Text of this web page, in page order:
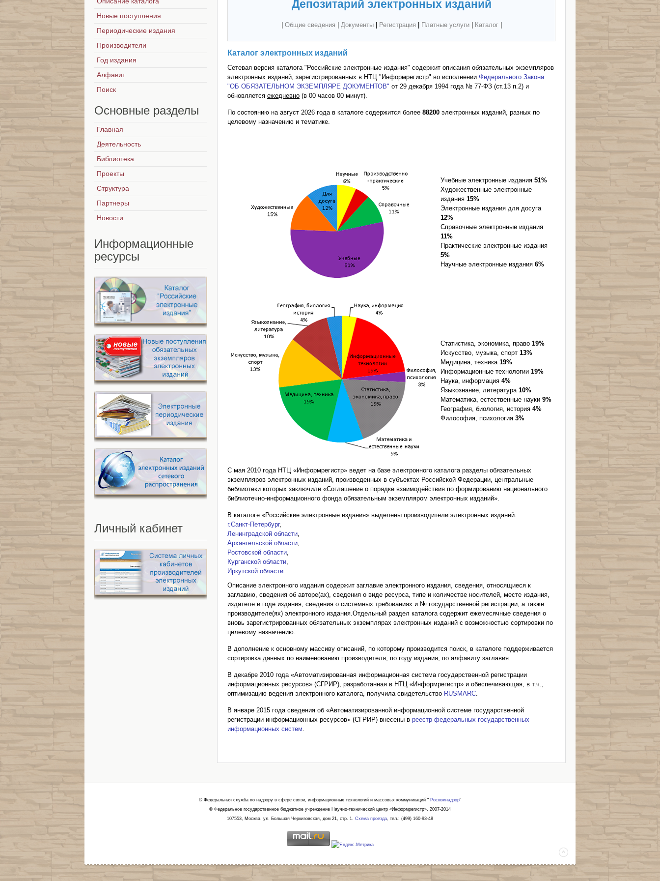
Депозитарий электронных изданий
Общие сведения Документы| Регистрация Платные услуги| Каталог|
Каталог электронных изданий
Сетевая версия каталога "Российские электронные издания" содержит описания обязательных экземпляров
электронных изданий, зарегистрированных в НТЦ "Информрегистр" во исполнении Федерального Закона
"ОБ ОБЯЗАТЕЛЬНОМ ЭКЗЕМПЛЯРЕ ДОКУМЕНТОВ" от 29 декабря 1994 года № 77-ФЗ (ст.13 п.2) и
обновляется ежедневно (в 00 часов 00 минут).
По состоянию на август 2026 года в каталоге содержится более 88200 электронных изданий, разных по
целевому назначению и тематике.
Учебные электронные издания 51%
Художественные электронные
издания 15%
Электронные издания для досуга
12%
Справочные электронные издания
11%
Практические электронные издания
5%
Научные электронные издания 6%
Статистика, экономика, право 19%
Искусство, музыка, спорт 13%
Медицина, техника 19%
Информационные технологии 19%
Наука, информация 4%
Языкознание, литература 10%
Математика, естественные науки 9%
География, биология, история 4%
Философия, психология 3%
С мая 2010 года НТЦ «Информрегистр» ведет на базе электронного каталога разделы обязательных
экземпляров электронных изданий, произведенных в субъектах Российской Федерации, центральные
библиотеки которых заключили «Соглашение о порядке взаимодействия по формированию национального
библиотечно-информационного фонда обязательным экземпляром электронных изданий».
В каталоге «Российские электронные издания» выделены производители электронных изданий:
г.Санкт-Петербург,
Ленинградской области,
Архангельской области,
Ростовской области,
Курганской области,
Иркутской области.
Описание электронного издания содержит заглавие электронного издания, сведения, относящиеся к
заглавию, сведения об авторе(ах), сведения о виде ресурса, типе и количестве носителей, месте издания,
издателе и годе издания, сведения о системных требованиях и № государственной регистрации, а также
производителе(ях) электронного издания.Отдельный раздел каталога содержит ежемесячные сведения о
вновь зарегистрированных обязательных экземплярах электронных изданий с возможностью сортировки по
целевому назначению.
В дополнение к основному массиву описаний, по которому производится поиск, в каталоге поддерживается
сортировка данных по наименованию производителя, по году издания, по алфавиту заглавия.
В декабре 2010 года «Автоматизированная информационная система государственной регистрации
информационных ресурсов» (СГРИР), разработанная в НТЦ «Информрегистр» и обеспечивающая, в т.ч.,
оптимизацию ведения электронного каталога, получила свидетельство RUSMARC.
В январе 2015 года сведения об «Автоматизированной информационной системе государственной
регистрации информационных ресурсов» (СГРИР) внесены в реестр федеральных государственных
информационных систем.
Новые поступления
Периодические издания
Производители
Год издания
Алфавит
Поиск
Основные разделы
Главная
Деятельность
Библиотека
Проекты
Структура
Партнеры
Новости
Информационные
ресурсы
Личный кабинет
© Федеральная служба по надзору в сфере связи, информационных технологий и массовых коммуникаций " Роскомнадзор"
© Федеральное государственное бюджетное учреждение Научно-технический центр «Информрегистр», 2007-2014
107553, Москва, ул. Большая Черкизовская, дом 21, стр. 1. Схема проезда, тел.: (499) 160-93-48